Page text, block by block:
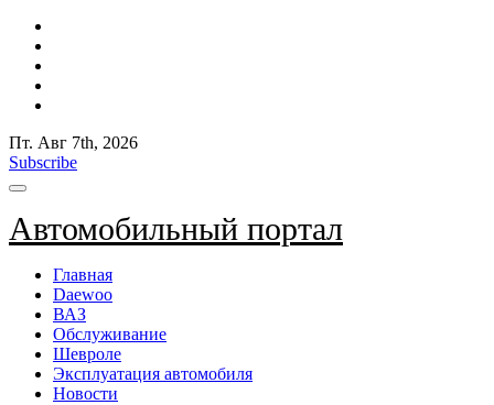
Пт. Авг 7th, 2026
Subscribe
Автомобильный портал
Главная
Daewoo
ВАЗ
Обслуживание
Шевроле
Эксплуатация автомобиля
Новости